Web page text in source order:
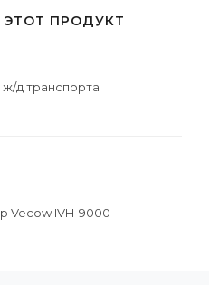
ЭТОТ ПРОДУКТ
д транспорта
Vecow IVH-9000